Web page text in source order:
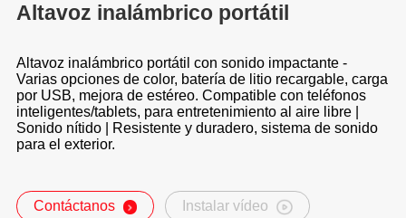
Altavoz inalámbrico portátil
Altavoz inalámbrico portátil con sonido impactante -
Varias opciones de color, batería de litio recargable, carga
por USB, mejora de estéreo. Compatible con teléfonos
inteligentes/tablets, para entretenimiento al aire libre |
Sonido nítido | Resistente y duradero, sistema de sonido
para el exterior.
Contáctanos Instalar vídeo